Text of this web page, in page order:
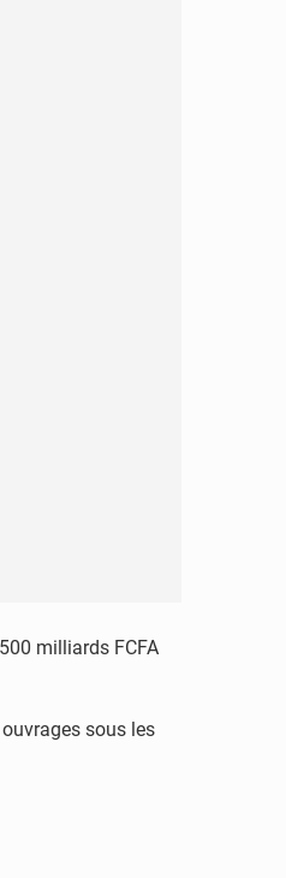
milliards FCFA
sous les